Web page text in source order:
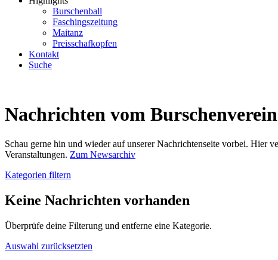
Burschenball
Faschingszeitung
Maitanz
Preisschafkopfen
Kontakt
Suche
Nachrichten vom
Schau gerne hin und wieder auf unserer Nachrichtenseite vorbei. Hier
Veranstaltungen. Zum Newsarchiv
Kategorien filtern
Keine Nachrichten vorhanden
Überprüfe deine Filterung und entferne eine Kategorie.
Auswahl zurücksetzten